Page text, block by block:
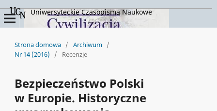
Uniwersyteckie Czasopisma Naukowe
Strona domowa / Archiwum /
Nr 14 (2016)
/ Recenzje
Bezpieczeństwo Polski
w Europie. Historyczne